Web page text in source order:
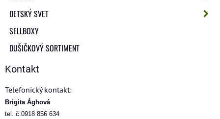
DETSKÝ SVET
SELLBOXY
DUŠIČKOVÝ SORTIMENT
Kontakt
Telefonický kontakt:
Brigita Ághová
tel. č:0918 856 634